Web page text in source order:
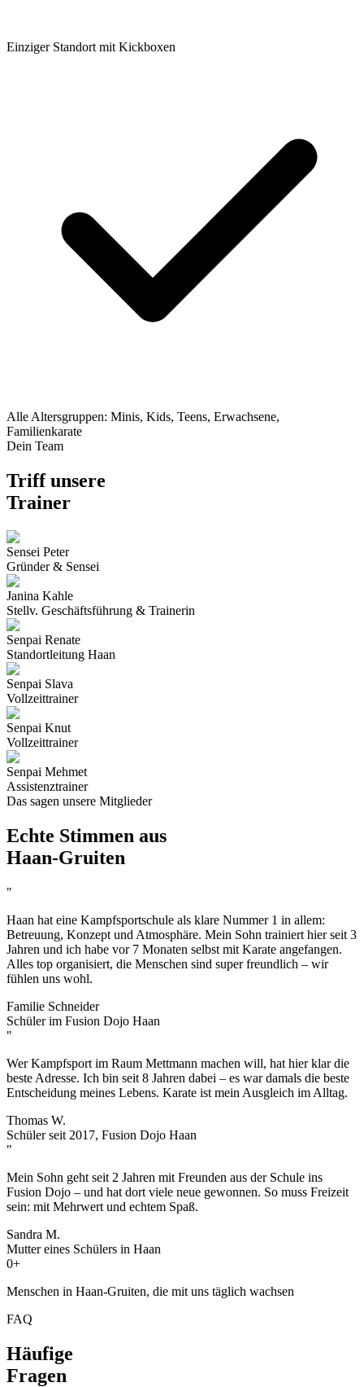
Einziger Standort mit Kickboxen
Alle Altersgruppen: Minis, Kids, Teens, Erwachsene,
Familienkarate
Dein Team
Triff unsere
Trainer
Sensei Peter
Gründer & Sensei
Janina Kahle
Stellv. Geschäftsführung & Trainerin
Senpai Renate
Standortleitung Haan
Senpai Slava
Vollzeittrainer
Senpai Knut
Vollzeittrainer
Senpai Mehmet
Assistenztrainer
Das sagen unsere Mitglieder
Echte Stimmen aus
Haan-Gruiten
"
Haan hat eine Kampfsportschule als klare Nummer 1 in allem:
Betreuung, Konzept und Atmosphäre. Mein Sohn trainiert hier seit 3
Jahren und ich habe vor 7 Monaten selbst mit Karate angefangen.
Alles top organisiert, die Menschen sind super freundlich – wir
fühlen uns wohl.
Familie Schneider
Schüler im Fusion Dojo Haan
"
Wer Kampfsport im Raum Mettmann machen will, hat hier klar die
beste Adresse. Ich bin seit 8 Jahren dabei – es war damals die beste
Entscheidung meines Lebens. Karate ist mein Ausgleich im Alltag.
Thomas W.
Schüler seit 2017, Fusion Dojo Haan
"
Mein Sohn geht seit 2 Jahren mit Freunden aus der Schule ins
Fusion Dojo – und hat dort viele neue gewonnen. So muss Freizeit
sein: mit Mehrwert und echtem Spaß.
Sandra M.
Mutter eines Schülers in Haan
0+
Menschen in Haan-Gruiten, die mit uns täglich wachsen
FAQ
Häufige
Fragen